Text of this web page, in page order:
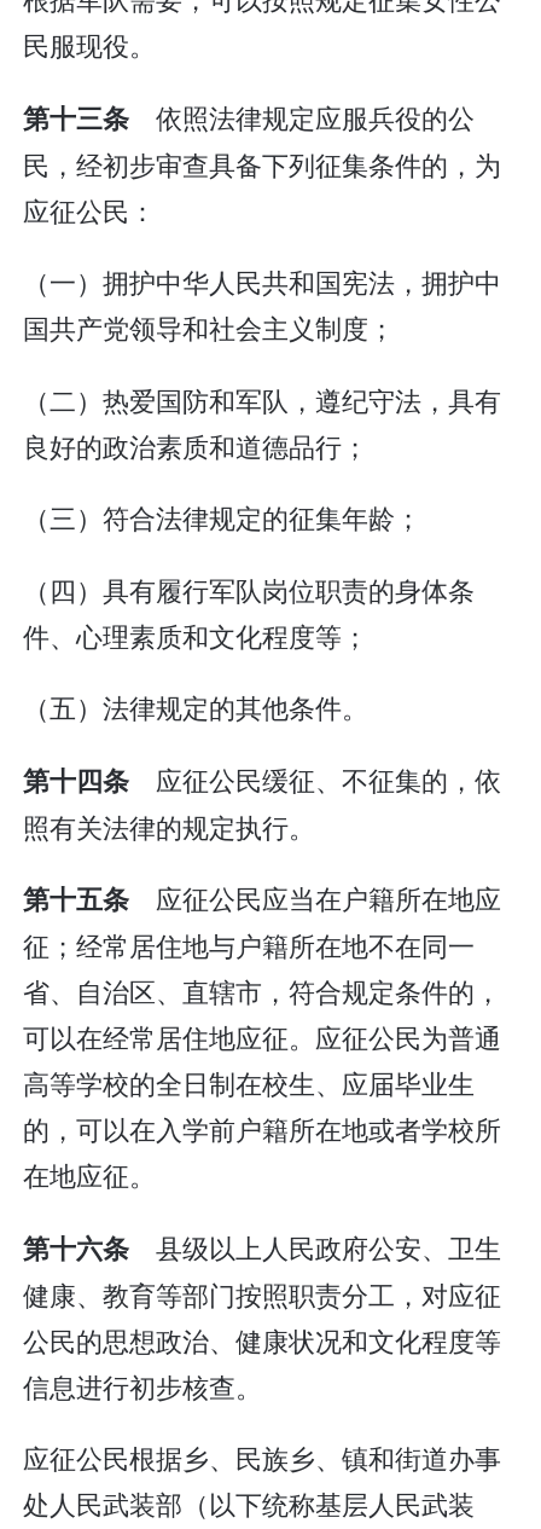
民服现役。
第十三条 依照法律规定应服兵役的公
民，经初步审查具备下列征集条件的，为
应征公民：
（一）拥护中华人民共和国宪法，拥护中
国共产党领导和社会主义制度；
（二）热爱国防和军队，遵纪守法，具有
良好的政治素质和道德品行；
（三）符合法律规定的征集年龄；
（四）具有履行军队岗位职责的身体条
件、心理素质和文化程度等；
（五）法律规定的其他条件。
第十四条 应征公民缓征、不征集的，依
照有关法律的规定执行。
第十五条 应征公民应当在户籍所在地应
征；经常居住地与户籍所在地不在同一
省、自治区、直辖市，符合规定条件的，
可以在经常居住地应征。应征公民为普通
高等学校的全日制在校生、应届毕业生
的，可以在入学前户籍所在地或者学校所
在地应征。
第十六条 县级以上人民政府公安、卫生
健康、教育等部门按照职责分工，对应征
公民的思想政治、健康状况和文化程度等
信息进行初步核查。
应征公民根据乡、民族乡、镇和街道办事
处人民武装部（以下统称基层人民武装